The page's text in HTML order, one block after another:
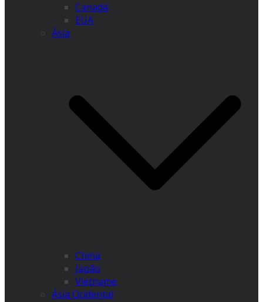
Canadá
EUA
Ásia
China
Japão
Vietname
Ásia Ocidental